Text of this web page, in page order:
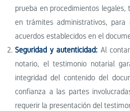
prueba en procedimientos legales,
en trámites administrativos,
acuerdos establecidos en el
Seguridad y autenticidad: Al
notario, el testimonio notarial
integridad del contenido del
confianza a las partes
requerir la presentación del